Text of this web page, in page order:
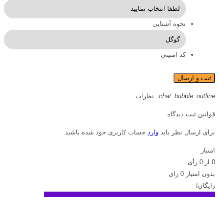
نحوه آشنایی
کد امنیتی
chat_bubble_outline نظرات
قوانین ثبت دیدگاه
برای ارسال نظر باید وارد حساب کاربری خود شده باشید.
امتیاز
0 از 0 رأی
بدون امتیاز 0 رای
رایگان!